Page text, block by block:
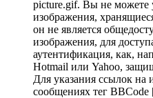
picture.gif. Вы не можете
изображения,
он не является
изображения, для
аутентификация, как,
Hotmail или Yahoo,
Для указания ссылок на
сообщениях тег BBCode